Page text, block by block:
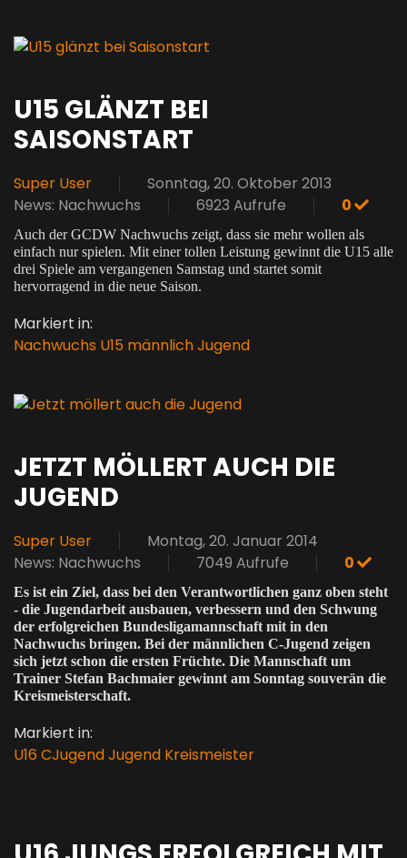
U15 GLÄNZT BEI
SAISONSTART
Super User
Sonntag, 20. Oktober 2013
News: Nachwuchs
6923 Aufrufe 0
Auch der GCDW Nachwuchs zeigt, dass sie mehr wollen als
einfach nur spielen. Mit einer tollen Leistung gewinnt die U15 alle
drei Spiele am vergangenen Samstag und startet somit
hervorragend in die neue Saison.
Markiert in:
Nachwuchs U15 männlichJugend
JETZT MÖLLERT AUCH DIE
JUGEND
Super User
Montag, 20. Januar 2014
News: Nachwuchs
7049 Aufrufe 0
Es ist ein Ziel, dass bei den Verantwortlichen ganz oben steht
- die Jugendarbeit ausbauen, verbessern und den Schwung
der erfolgreichen Bundesligamannschaft mit in den
Nachwuchs bringen. Bei der männlichen C-Jugend zeigen
sich jetzt schon die ersten Früchte. Die Mannschaft um
Trainer Stefan Bachmaier gewinnt am Sonntag souverän die
Kreismeisterschaft.
Markiert in:
U16 CJugendJugend Kreismeister